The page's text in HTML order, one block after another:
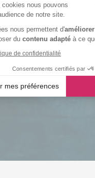
cookies nous pouvons
de notre site.
nous permettent d'
du contenu adapté à ce
de confidentialité
Consentements certifiés par
mes préférences
vous permet